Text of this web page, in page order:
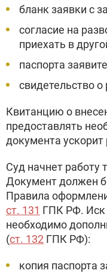
бланк заявки с
согласие на
приехать в
паспорта
свидетельство о
Квитанцию о
предоставлять
документа
Суд начнет работу
Документ должен
Правила
ст. 131 ГПК РФ. Иск
необходимо
(ст. 132 ГПК РФ):
копия паспорта